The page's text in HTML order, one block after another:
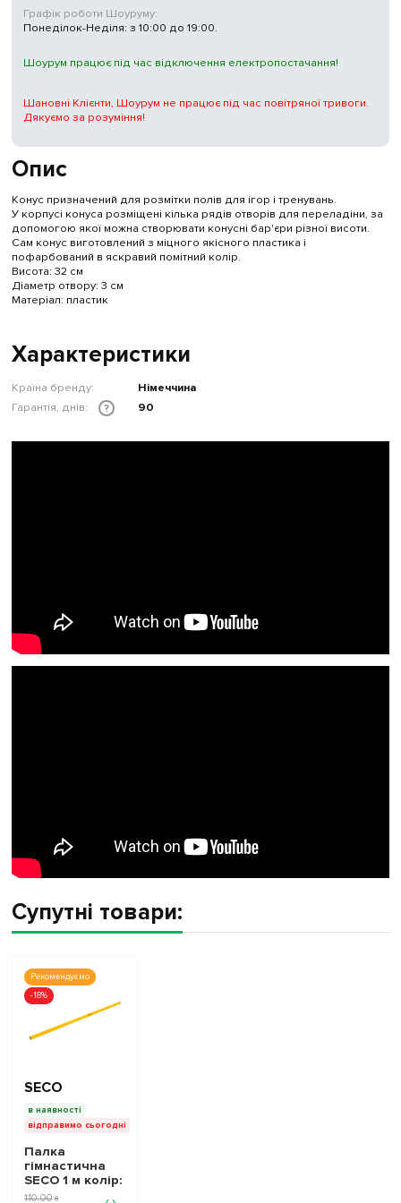
Опис
Конус призначений для розмітки полів для ігор і тренувань.
У корпусі конуса розміщені кілька рядів отворів для переладіни, за
допомогою якої можна створювати конусні бар'єри різної висоти.
Сам конус виготовлений з міцного якісного пластика і
пофарбований в яскравий помітний колір.
Висота: 32 см
Діаметр отвору: 3 см
Матеріал: пластик
Характеристики
Країна бренду:
Німеччина
Гарантія, днів:
? 90
Графік роботи Шоуруму:
Понеділок-Неділя: з 10:00 до 19:00.
Шоурум працює під час відключення електропостачання!
Шановні Клієнти, Шоурум не працює під час повітряної тривоги.
Дякуємо за розуміння!
Супутні товари:
Рекомендуємо
-18%
SECO
в наявності
відправимо сьогодні
Палка
гімнастична
SECO 1 м колір:
жовтий
110.00 ₴